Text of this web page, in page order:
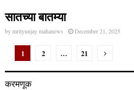
सातच्या बातम्या
by mrityunjay mahanews December 21, 2025
Posts
pagination
1 2 … 21
करमणूक